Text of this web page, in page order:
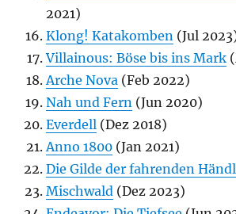
2021)
Klong! Katakomben (Jul
Villainous: Böse bis ins Mark
Arche Nova (Feb 2022)
Nah und Fern (Jun 2020)
Everdell (Dez 2018)
Anno 1800 (Jan 2021)
Die Gilde der fahrenden
Mischwald (Dez 2023)